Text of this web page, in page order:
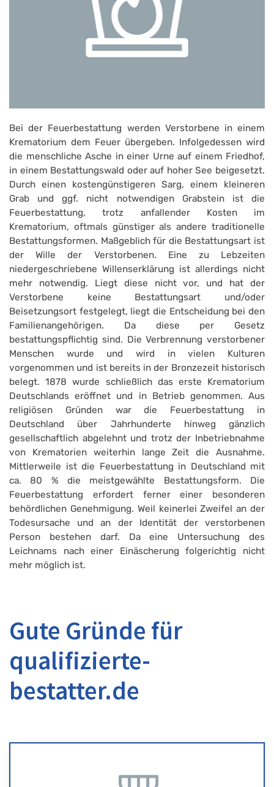
Bei der Feuerbestattung werden Verstorbene in einem
Krematorium dem Feuer übergeben. Infolgedessen wird
die menschliche Asche in einer Urne auf einem Friedhof,
in einem Bestattungswald oder auf hoher See beigesetzt.
Durch einen kostengünstigeren Sarg, einem kleineren
Grab und ggf. nicht notwendigen Grabstein ist die
Feuerbestattung, trotz anfallender Kosten im
Krematorium, oftmals günstiger als andere traditionelle
Bestattungsformen. Maßgeblich für die Bestattungsart ist
der Wille der Verstorbenen. Eine zu Lebzeiten
niedergeschriebene Willenserklärung ist allerdings nicht
mehr notwendig. Liegt diese nicht vor, und hat der
Verstorbene keine Bestattungsart und/oder
Beisetzungsort festgelegt, liegt die Entscheidung bei den
Familienangehörigen. Da diese per Gesetz
bestattungspflichtig sind. Die Verbrennung verstorbener
Menschen wurde und wird in vielen Kulturen
vorgenommen und ist bereits in der Bronzezeit historisch
belegt. 1878 wurde schließlich das erste Krematorium
Deutschlands eröffnet und in Betrieb genommen. Aus
religiösen Gründen war die Feuerbestattung in
Deutschland über Jahrhunderte hinweg gänzlich
gesellschaftlich abgelehnt und trotz der Inbetriebnahme
von Krematorien weiterhin lange Zeit die Ausnahme.
Mittlerweile ist die Feuerbestattung in Deutschland mit
ca. 80 % die meistgewählte Bestattungsform. Die
Feuerbestattung erfordert ferner einer besonderen
behördlichen Genehmigung. Weil keinerlei Zweifel an der
Todesursache und an der Identität der verstorbenen
Person bestehen darf. Da eine Untersuchung des
Leichnams nach einer Einäscherung folgerichtig nicht
mehr möglich ist.
Gute Gründe für
qualifizierte-
bestatter.de